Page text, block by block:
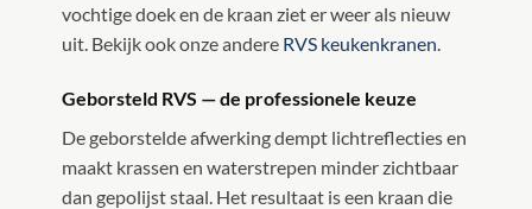
vochtige doek en de kraan ziet er weer als nieuw
uit. Bekijk ook onze andere RVS keukenkranen.
Geborsteld RVS — de professionele keuze
De geborstelde afwerking dempt lichtreflecties en
maakt krassen en waterstrepen minder zichtbaar
dan gepolijst staal. Het resultaat is een kraan die